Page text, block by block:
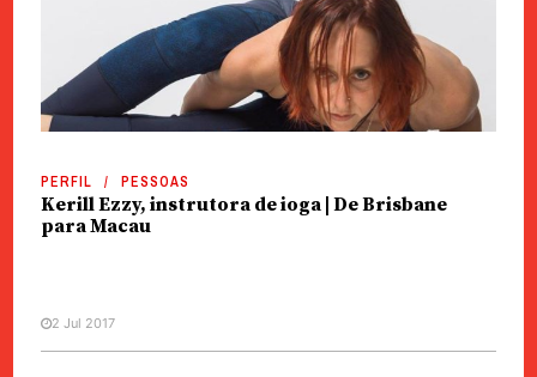
PERFIL PESSOAS
Kerill Ezzy, instrutora de ioga | De Brisbane
para Macau
2 Jul 2017